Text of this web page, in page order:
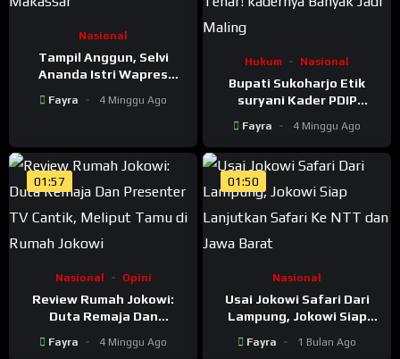
Nasional
Tampil Anggun, Selvi
Ananda Istri Wapres
Dekranas di Makassar
Fayra 4 Minggu Ago
Hukum Nasional
Bupati Sukoharjo Etik
suryani Kader PDIP
Tenar! kadernya Banyak
Jadi Maling
Fayra 4 Minggu Ago
01:57
Nasional Opini
Review Rumah Jokowi:
Duta Remaja Dan
Meliput Tamu di Rumah
Fayra 4 Minggu Ago
01:50
Nasional
Usai Jokowi Safari Dari
Lampung, Jokowi Siap
dan Jawa Barat
Fayra 1 Bulan Ago